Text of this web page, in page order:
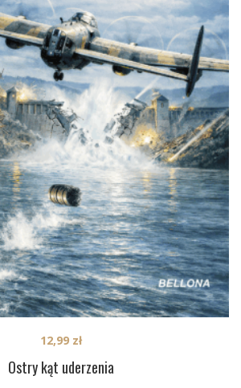
Ostry kąt uderzenia
12,99 zł